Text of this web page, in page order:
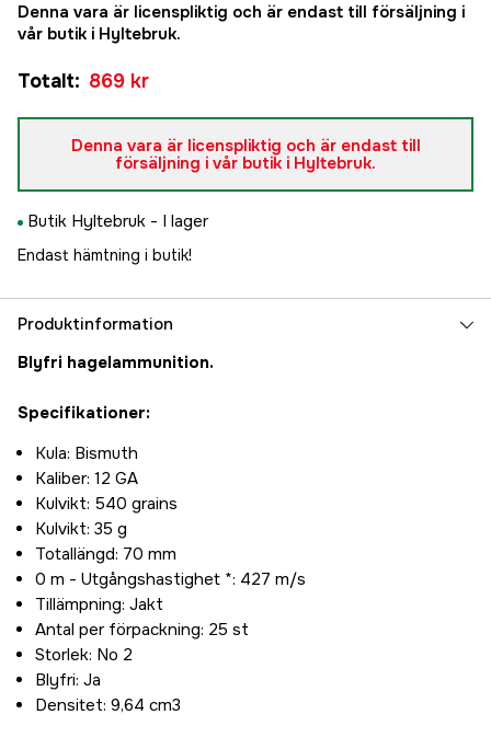
Denna vara är licenspliktig och är endast till försäljning i
vår butik i Hyltebruk.
Totalt: 869 kr
Denna vara är licenspliktig och är endast till
försäljning i vår butik i Hyltebruk.
Butik Hyltebruk - I lager
Endast hämtning i butik!
Produktinformation
Blyfri hagelammunition.
Specifikationer:
Kula: Bismuth
Kaliber: 12 GA
Kulvikt: 540 grains
Kulvikt: 35 g
Totallängd: 70 mm
0 m - Utgångshastighet *: 427 m/s
Tillämpning: Jakt
Antal per förpackning: 25 st
Storlek: No 2
Blyfri: Ja
Densitet: 9,64 cm3